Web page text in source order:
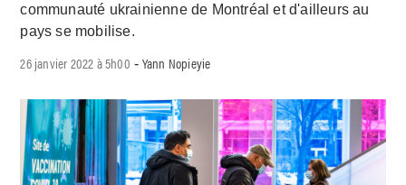
communauté ukrainienne de Montréal et d'ailleurs au
pays se mobilise.
26 janvier 2022 à 5h00 - Yann Nopieyie